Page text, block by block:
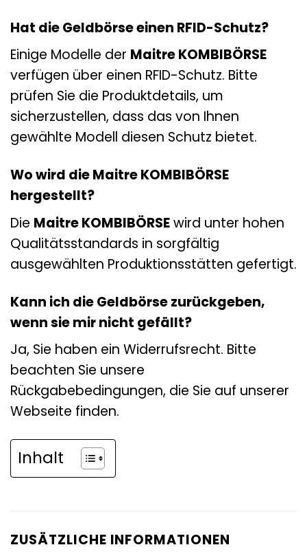
Hat die Geldbörse einen RFID-Schutz?
Einige Modelle der Maitre KOMBIBÖRSE
verfügen über einen RFID-Schutz. Bitte
prüfen Sie die Produktdetails, um
sicherzustellen, dass das von Ihnen
gewählte Modell diesen Schutz bietet.
Wo wird die Maitre KOMBIBÖRSE
hergestellt?
Die Maitre KOMBIBÖRSEwird unter hohen
Qualitätsstandards in sorgfältig
ausgewählten Produktionsstätten gefertigt.
Kann ich die Geldbörse zurückgeben,
wenn sie mir nicht gefällt?
Ja, Sie haben ein Widerrufsrecht. Bitte
beachten Sie unsere
Rückgabebedingungen, die Sie auf unserer
Webseite finden.
Inhalt
ZUSÄTZLICHE INFORMATIONEN